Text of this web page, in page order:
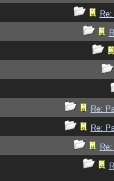
Re:
Re: